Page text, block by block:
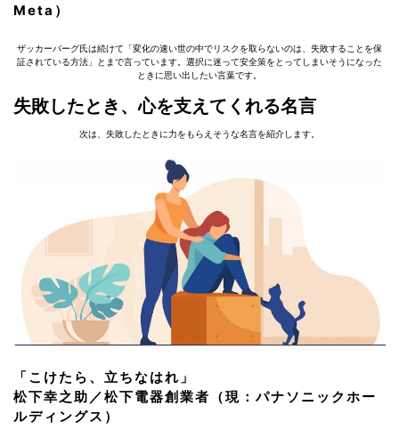
Meta）
ザッカーバーグ氏は続けて「変化の速い世の中でリスクを取らないのは、失敗することを保
証されている方法」とまで言っています。選択に迷って安全策をとってしまいそうになった
ときに思い出したい言葉です。
失敗したとき、心を支えてくれる名言
次は、失敗したときに力をもらえそうな名言を紹介します。
「こけたら、立ちなはれ」
松下幸之助／松下電器創業者（現：パナソニックホー
ルディングス）